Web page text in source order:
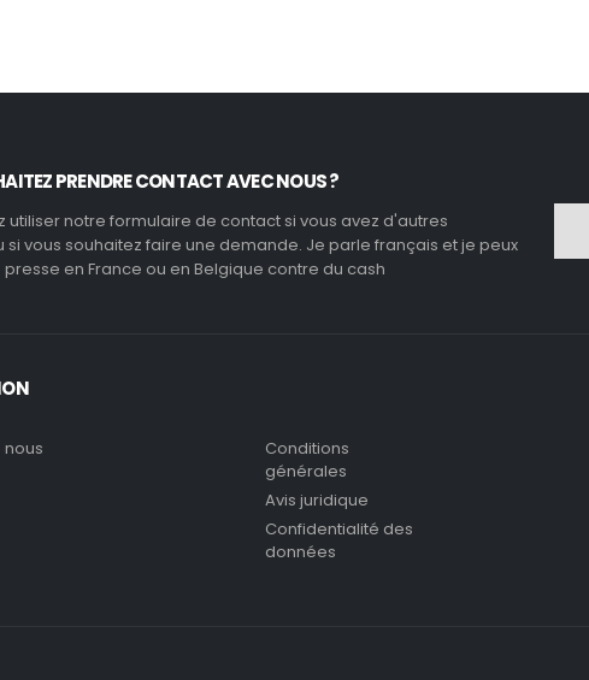
PRENDRE CONTACT AVEC NOUS ?
utiliser notre formulaire de contact si vous avez d'autres
si vous souhaitez faire une demande. Je parle français et je peux
en France ou en Belgique contre du cash
Conditions
générales
Avis juridique
Confidentialité des
données